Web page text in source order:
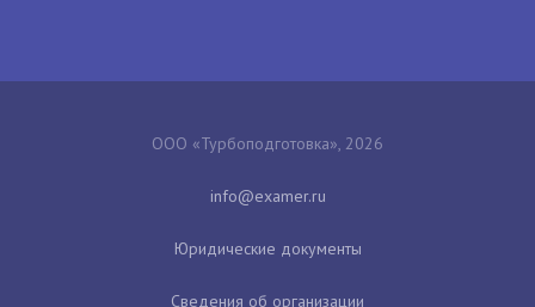
ООО «Турбоподготовка», 2026
Юридические документы
Сведения об организации